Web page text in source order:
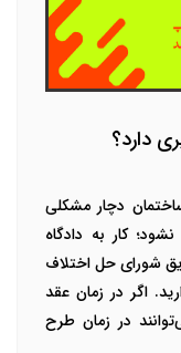
دارد؟
دچار مشکلی
کار به دادگاه
شورای حل اختلاف
اگر در زمان عقد
در زمان طرح